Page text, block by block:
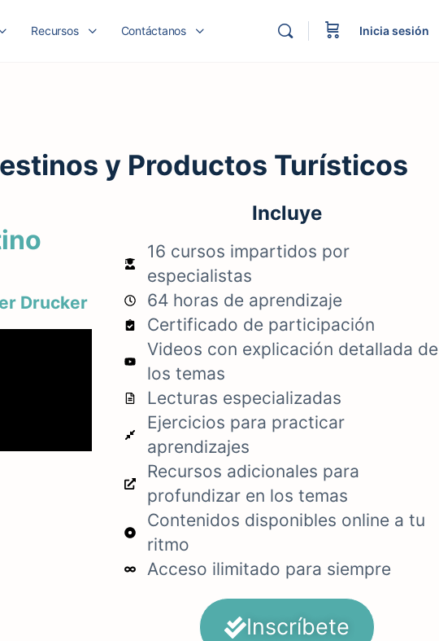
Recursos Contáctanos Inicia sesión
y Productos Turísticos
Drucker
Incluye
16 cursos impartidos por
especialistas
64 horas de aprendizaje
Certificado de participación
Videos con explicación detallada de
los temas
Lecturas especializadas
Ejercicios para practicar
aprendizajes
Recursos adicionales para
profundizar en los temas
Contenidos disponibles online a tu
ritmo
Acceso ilimitado para siempre
Inscríbete